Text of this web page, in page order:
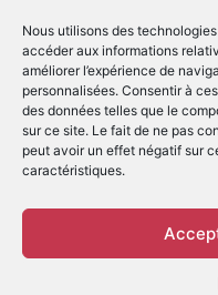
Nous utilisons des
accéder aux informations
améliorer l’expérience de
personnalisées. Consentir à
des données telles que le
sur ce site. Le fait de ne pas
peut avoir un effet négatif sur
caractéristiques.
À
© Copyright 2022 |